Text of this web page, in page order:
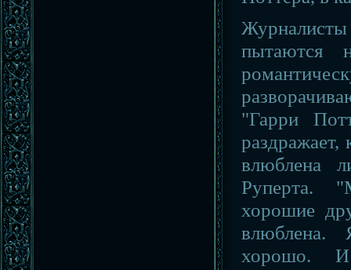
пытаются
"Гарри
раздражает,
влюблена
Руперта.
хорошие
хорошо.